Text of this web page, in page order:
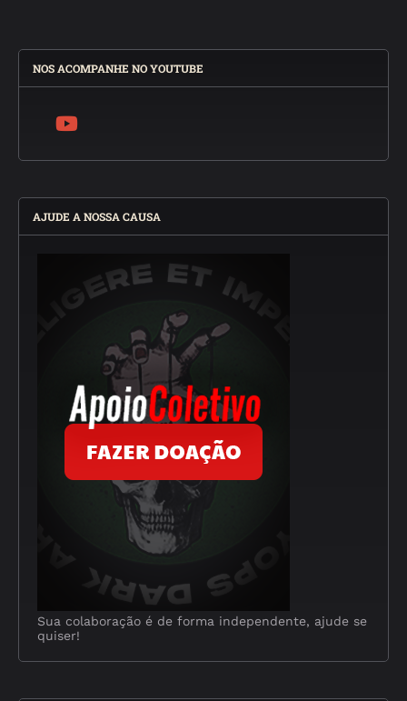
NOS ACOMPANHE NO YOUTUBE
AJUDE A NOSSA CAUSA
Sua colaboração é de forma independente, ajude se
quiser!